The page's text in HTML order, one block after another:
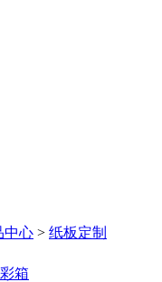
中心 > 纸板定制
箱